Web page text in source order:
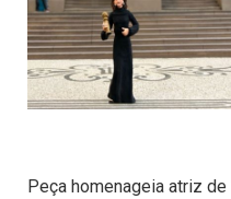
Peça homenageia atriz de